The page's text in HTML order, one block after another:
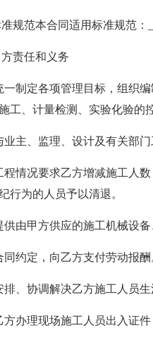
规范本合同适用标准规范：
责任和义务
一制定各项管理目标，组织
工、计量检测、实验化验的
业主、监理、设计及有关部
程情况要求乙方增减施工人
行为的人员予以清退。
供由甲方供应的施工机械设备
同约定，向乙方支付劳动报酬
排、协调解决乙方施工人员生
方办理现场施工人员出入证件